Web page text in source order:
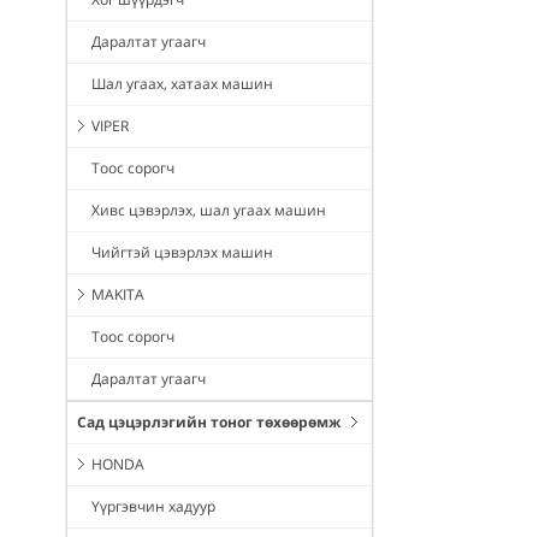
Даралтат угаагч
Шал угаах, хатаах машин
VIPER
Тоос сорогч
Хивс цэвэрлэх, шал угаах машин
Чийгтэй цэвэрлэх машин
MAKITA
Тоос сорогч
Даралтат угаагч
Сад цэцэрлэгийн тоног төхөөрөмж
HONDA
Үүргэвчин хадуур